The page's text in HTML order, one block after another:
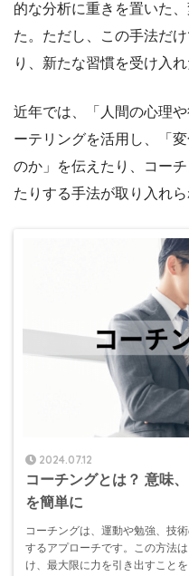
的な分析に重きを置いた
た。ただし、この手法だ
り、新たな習慣を受け入
近年では、「人間の心理
ーテリングを活用し、「
のか」を伝えたり、コー
たりする手法が取り入れら
2024.07.12
コーチングとは？ 意味
を簡単に
コーチングは、運動や勉強、技
するアプローチです。この方法
け、最大限に力を引き出すこと